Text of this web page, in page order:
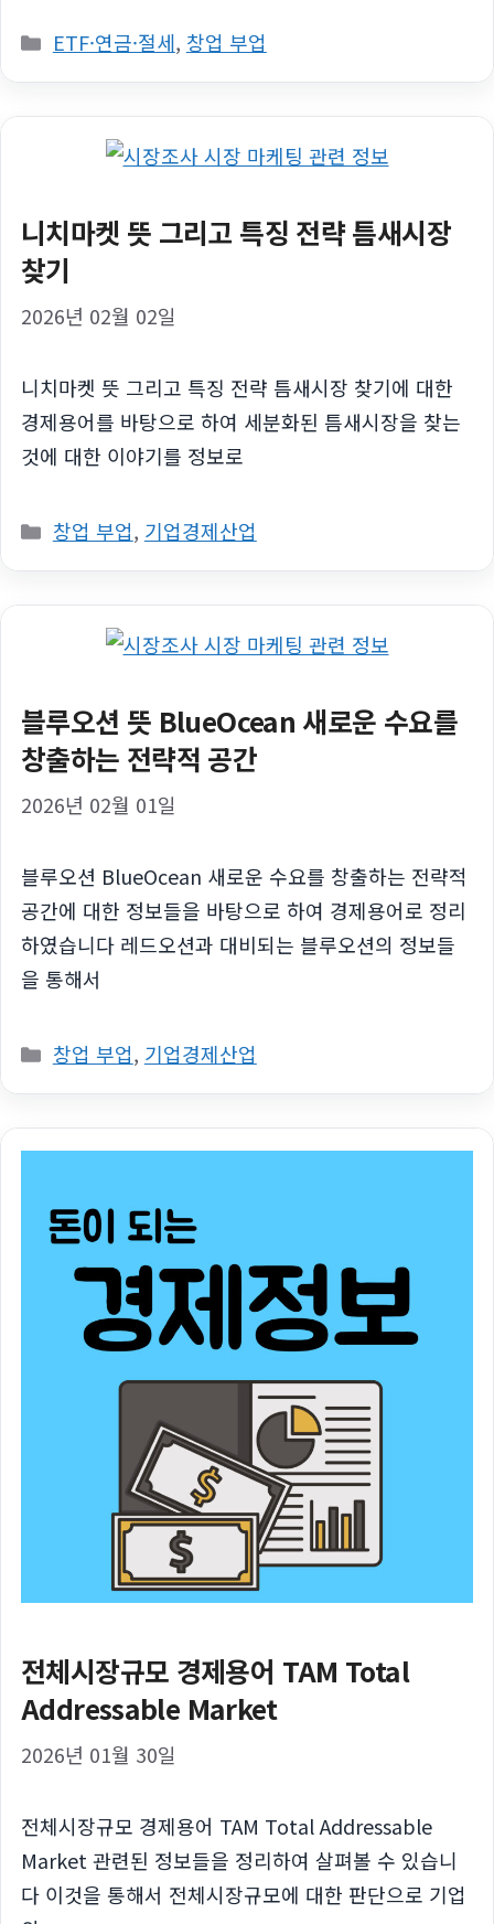
카
리
ETF·연금·절세, 창업 부업
니치마켓 뜻 그리고 특징 전략 틈새시장
찾기
2026년 02월 02일
니치마켓 뜻 그리고 특징 전략 틈새시장 찾기에 대한
경제용어를 바탕으로 하여 세분화된 틈새시장을 찾는
것에 대한 이야기를 정보로
카
리
창업 부업, 기업경제산업
블루오션 뜻 BlueOcean 새로운 수요를
창출하는 전략적 공간
2026년 02월 01일
블루오션 BlueOcean 새로운 수요를 창출하는 전략적
공간에 대한 정보들을 바탕으로 하여 경제용어로 정리
하였습니다 레드오션과 대비되는 블루오션의 정보들
을 통해서
카
리
창업 부업, 기업경제산업
전체시장규모 경제용어 TAM Total
Addressable Market
2026년 01월 30일
전체시장규모 경제용어 TAM Total Addressable
Market 관련된 정보들을 정리하여 살펴볼 수 있습니
다 이것을 통해서 전체시장규모에 대한 판단으로 기업